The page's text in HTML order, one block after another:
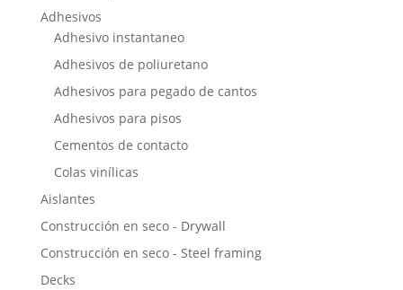
Adhesivos
Adhesivo instantaneo
Adhesivos de poliuretano
Adhesivos para pegado de cantos
Adhesivos para pisos
Cementos de contacto
Colas vinílicas
Aislantes
Construcción en seco - Drywall
Construcción en seco - Steel framing
Decks